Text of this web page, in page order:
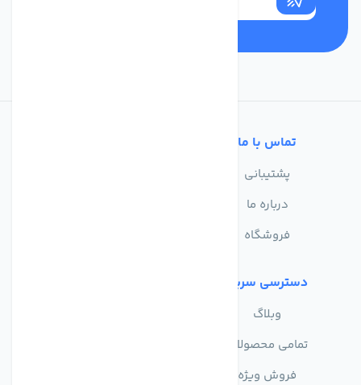
تماس با ما
پشتیبانی
درباره ما
فروشگاه
دسترسی سریع
وبلاگ
تمامی محصولات
فروش ویژه